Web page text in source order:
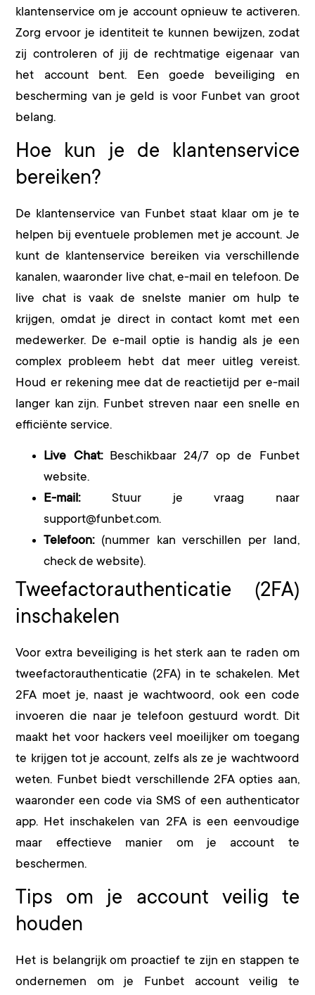
klantenservice om je account opnieuw te activeren.
Zorg ervoor je identiteit te kunnen bewijzen, zodat
zij controleren of jij de rechtmatige eigenaar van
het account bent. Een goede beveiliging en
bescherming van je geld is voor Funbet van groot
belang.
Hoe kun je de klantenservice
bereiken?
De klantenservice van Funbet staat klaar om je te
helpen bij eventuele problemen met je account. Je
kunt de klantenservice bereiken via verschillende
kanalen, waaronder live chat, e-mail en telefoon. De
live chat is vaak de snelste manier om hulp te
krijgen, omdat je direct in contact komt met een
medewerker. De e-mail optie is handig als je een
complex probleem hebt dat meer uitleg vereist.
Houd er rekening mee dat de reactietijd per e-mail
langer kan zijn. Funbet streven naar een snelle en
efficiënte service.
Live Chat:Beschikbaar 24/7 op de Funbet
website.
E-mail:Stuur je vraag naar
support@funbet.com.
Telefoon:(nummer kan verschillen per land,
check de website).
Tweefactorauthenticatie (2FA)
inschakelen
Voor extra beveiliging is het sterk aan te raden om
tweefactorauthenticatie (2FA) in te schakelen. Met
2FA moet je, naast je wachtwoord, ook een code
invoeren die naar je telefoon gestuurd wordt. Dit
maakt het voor hackers veel moeilijker om toegang
te krijgen tot je account, zelfs als ze je wachtwoord
weten. Funbet biedt verschillende 2FA opties aan,
waaronder een code via SMS of een authenticator
app. Het inschakelen van 2FA is een eenvoudige
maar effectieve manier om je account te
beschermen.
Tips om je account veilig te
houden
Het is belangrijk om proactief te zijn en stappen te
ondernemen om je Funbet account veilig te